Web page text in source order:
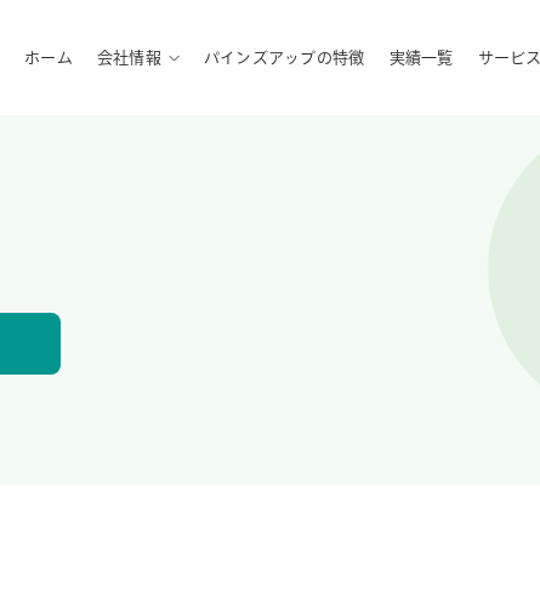
ホーム 会社情報 パインズアップの特徴 実績一覧 サービス